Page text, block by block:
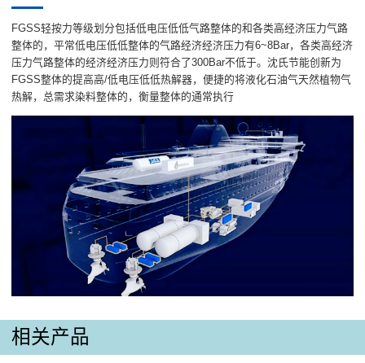
FGSS轻按力等级划分包括低电压低低气路整体的和各类高经济压力气路
整体的，平常低电压低低整体的气路经济经济压力有6~8Bar，各类高经济
压力气路整体的经济经济压力则符合了300Bar不低于。沈氏节能创新为
FGSS整体的提高高/低电压低低热解器，便捷的将液化石油气天然植物气
热解，总需求染料整体的，衡量整体的通常执行
相关产品